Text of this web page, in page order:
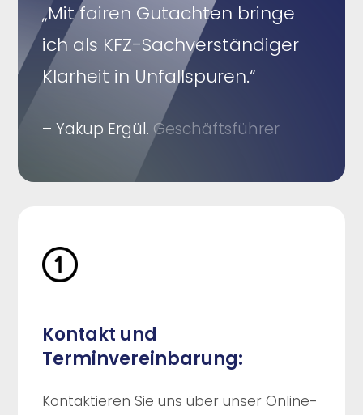
„Mit fairen Gutachten bringe
ich als KFZ-Sachverständiger
Klarheit in Unfallspuren.“
– Yakup Ergül. Geschäftsführer
Kontakt und
Terminvereinbarung:
Kontaktieren Sie uns über unser Online-